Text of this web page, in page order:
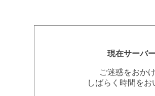
現在サーバ
ご迷惑をおか
しばらく時間を